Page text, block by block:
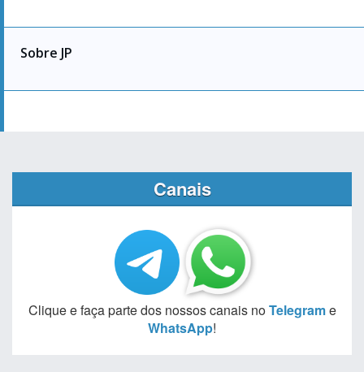
Sobre JP
Canais
Clique e faça parte dos nossos canais noTelegrame
WhatsApp!